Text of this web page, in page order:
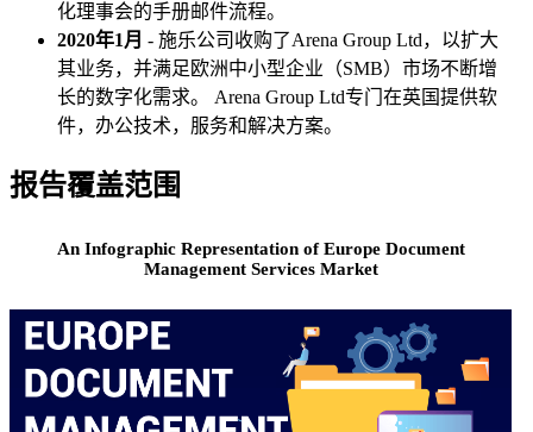
化理事会的手册邮件流程。
2020年1月 - 施乐公司收购了Arena Group Ltd，以扩大
其业务，并满足欧洲中小型企业（SMB）市场不断增
长的数字化需求。 Arena Group Ltd专门在英国提供软
件，办公技术，服务和解决方案。
报告覆盖范围
An Infographic Representation of Europe Document
Management Services Market